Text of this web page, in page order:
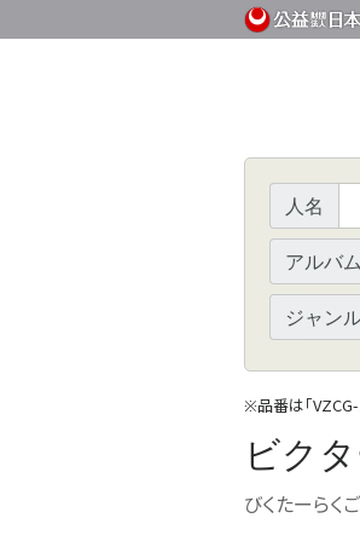
人名
アルバ
ジャン
※品番は「VZCG-
ビク
びくたーらく